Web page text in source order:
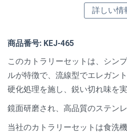
詳しい情
商品番号: KEJ-465
このカトラリーセットは、シン
ルが特徴で、流線型でエレガン
硬化処理を施し、鋭い切れ味を実
鏡面研磨され、高品質のステン
当社のカトラリーセットは食洗機